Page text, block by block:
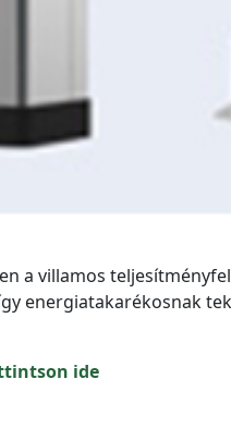
a villamos
energiatakarékosnak
ide